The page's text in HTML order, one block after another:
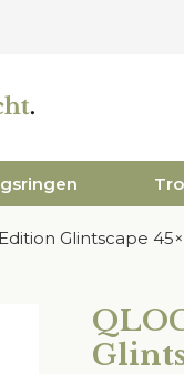
Glintscape